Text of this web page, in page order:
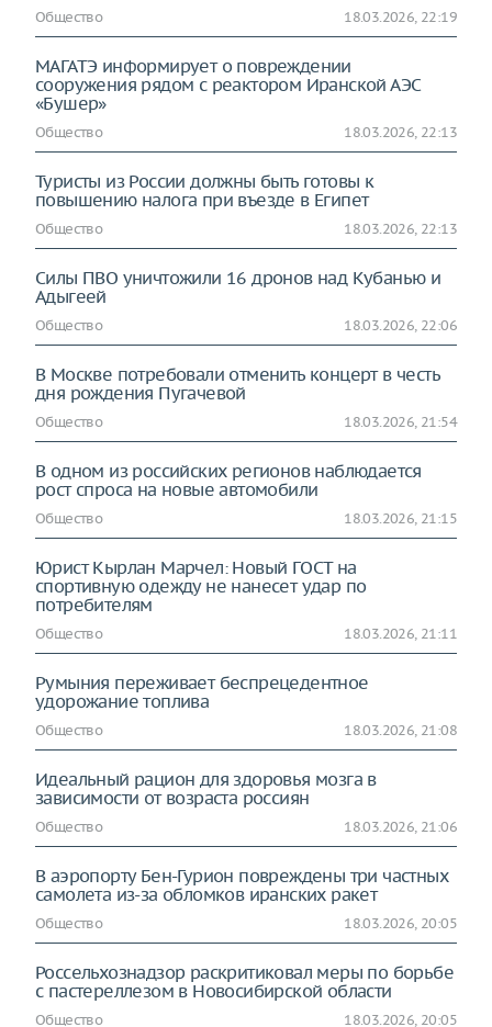
Общество 18.03.2026, 22:19
МАГАТЭ информирует о повреждении
сооружения рядом с реактором Иранской АЭС
«Бушер»
Общество 18.03.2026, 22:13
Туристы из России должны быть готовы к
повышению налога при въезде в Египет
Общество 18.03.2026, 22:13
Силы ПВО уничтожили 16 дронов над Кубанью и
Адыгеей
Общество 18.03.2026, 22:06
В Москве потребовали отменить концерт в честь
дня рождения Пугачевой
Общество 18.03.2026, 21:54
В одном из российских регионов наблюдается
рост спроса на новые автомобили
Общество 18.03.2026, 21:15
Юрист Кырлан Марчел: Новый ГОСТ на
спортивную одежду не нанесет удар по
потребителям
Общество 18.03.2026, 21:11
Румыния переживает беспрецедентное
удорожание топлива
Общество 18.03.2026, 21:08
Идеальный рацион для здоровья мозга в
зависимости от возраста россиян
Общество 18.03.2026, 21:06
В аэропорту Бен-Гурион повреждены три частных
самолета из-за обломков иранских ракет
Общество 18.03.2026, 20:05
Россельхознадзор раскритиковал меры по борьбе
с пастереллезом в Новосибирской области
Общество 18.03.2026, 20:05